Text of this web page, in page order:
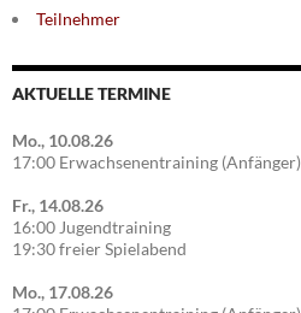
Teilnehmer
AKTUELLE TERMINE
Mo., 10.08.26
17:00 Erwachsenentraining (Anfänger)
Fr., 14.08.26
16:00 Jugendtraining
19:30 freier Spielabend
Mo., 17.08.26